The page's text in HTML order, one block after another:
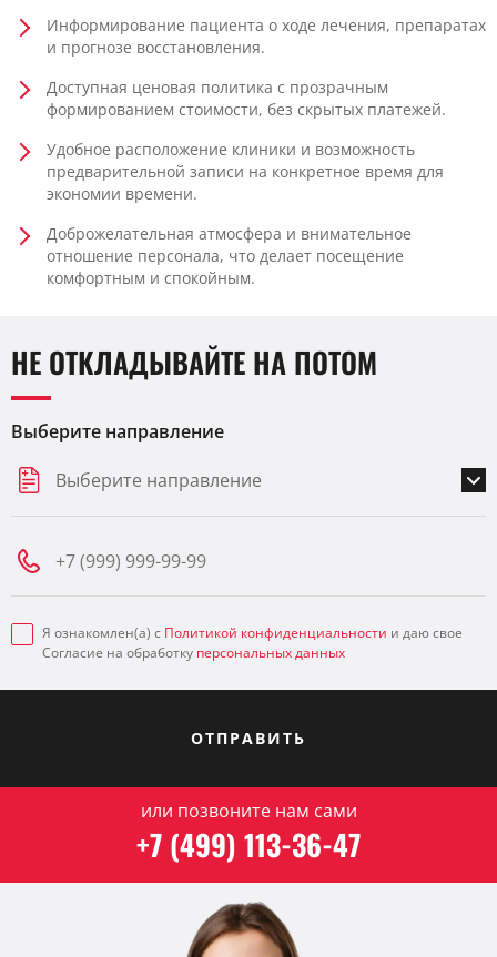
Информирование пациента о ходе лечения, препаратах
и прогнозе восстановления.
Доступная ценовая политика с прозрачным
формированием стоимости, без скрытых платежей.
Удобное расположение клиники и возможность
предварительной записи на конкретное время для
экономии времени.
Доброжелательная атмосфера и внимательное
отношение персонала, что делает посещение
комфортным и спокойным.
НЕ ОТКЛАДЫВАЙТЕ НА ПОТОМ
Выберите направление
Выберите направление
Я ознакомлен(а) с Политикой конфиденциальности и даю свое
Согласие на обработку персональных данных
ОТПРАВИТЬ
или позвоните нам сами
+7 (499) 113-36-47